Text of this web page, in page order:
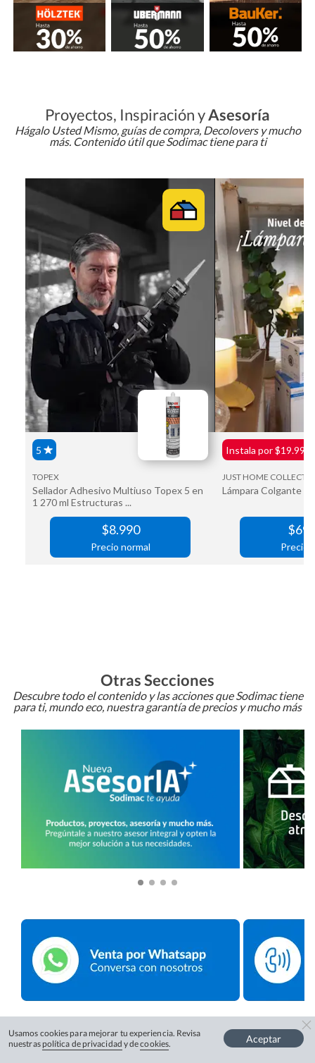
Proyectos, Inspiración yAsesoría
Hágalo Usted Mismo, guías de compra, Decolovers y mucho
más. Contenido útil que Sodimac tiene para ti
Otras Secciones
Descubre todo el contenido y las acciones que Sodimac tiene
para ti, mundo eco, nuestra garantía de precios y mucho más
Usamos cookies para mejorar tu experiencia. Revisa
nuestras política de privacidad y decookies. Aceptar